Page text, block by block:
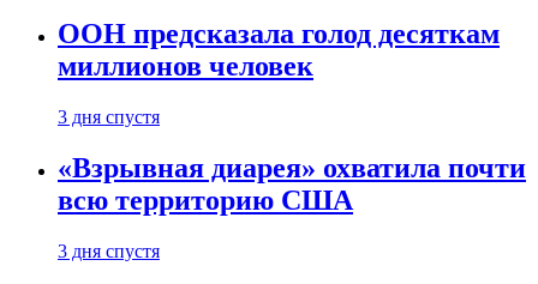
ООН предсказала голод десяткам
миллионов человек
3 дня спустя
«Взрывная диарея» охватила почти
всю территорию США
3 дня спустя